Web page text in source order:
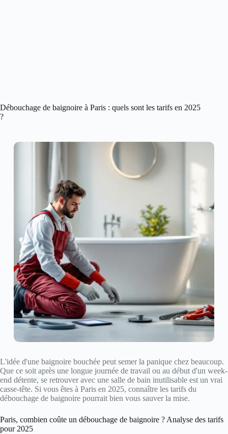
Débouchage de baignoire à Paris : quels sont les tarifs en 2025
?
L'idée d'une baignoire bouchée peut semer la panique chez beaucoup.
Que ce soit après une longue journée de travail ou au début d'un week-
end détente, se retrouver avec une salle de bain inutilisable est un vrai
casse-tête. Si vous êtes à Paris en 2025, connaître les tarifs du
débouchage de baignoire pourrait bien vous sauver la mise.
Paris, combien coûte un débouchage de baignoire ? Analyse des tarifs
pour 2025